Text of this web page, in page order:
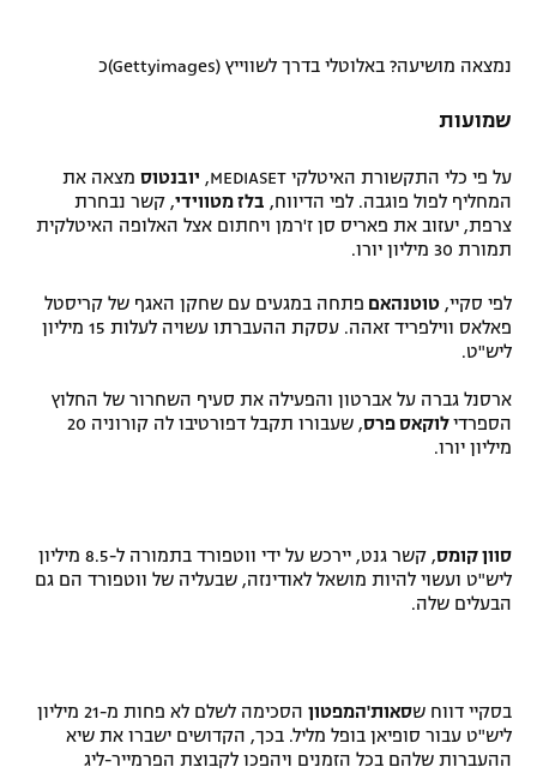
נמצאה מושיעה? באלוטלי בדרך לשווייץ (Gettyimages)כ
שמועות
על פי כלי התקשורת האיטלקי MEDIASET, יובנטוס מצאה את
המחליף לפול פוגבה. לפי הדיווח, בלז מטווידי, קשר נבחרת
צרפת, יעזוב את פאריס סן ז'רמן ויחתום אצל האלופה האיטלקית
תמורת 30 מיליון יורו.
לפי סקיי, טוטנהאם פתחה במגעים עם שחקן האגף של קריסטל
פאלאס ווילפריד זאהה. עסקת ההעברתו עשויה לעלות 15 מיליון
ליש"ט.
ארסנל גברה על אברטון והפעילה את סעיף השחרור של החלוץ
הספרדילוקאס פרס
, שעבורו תקבל דפורטיבו לה קורוניה 20
מיליון יורו.
סוון קומס
, קשר גנט, יירכש על ידי ווטפורד בתמורה ל-8.5 מיליון
ליש"ט ועשוי להיות מושאל לאודינזה, שבעליה של ווטפורד הם גם
הבעלים שלה.
בסקיי דווח שסאות'המפטון
הסכימה לשלם לא פחות מ-21 מיליון
ליש"ט עבור סופיאן בופל מליל. בכך, הקדושים ישברו את שיא
ההעברות שלהם בכל הזמנים ויהפכו לקבוצת הפרמייר-ליג